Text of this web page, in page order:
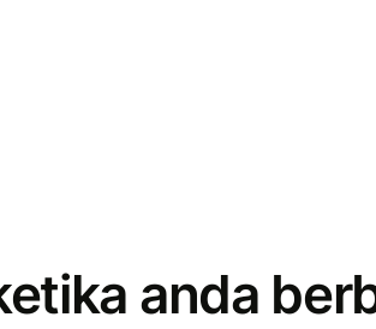
anda